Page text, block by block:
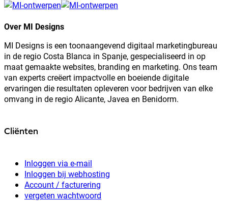
Over MI Designs
MI Designs is een toonaangevend digitaal marketingbureau
in de regio Costa Blanca in Spanje, gespecialiseerd in op
maat gemaakte websites, branding en marketing. Ons team
van experts creëert impactvolle en boeiende digitale
ervaringen die resultaten opleveren voor bedrijven van elke
omvang in de regio Alicante, Javea en Benidorm.
Cliënten
Inloggen via e-mail
Inloggen bij webhosting
Account / facturering
vergeten wachtwoord